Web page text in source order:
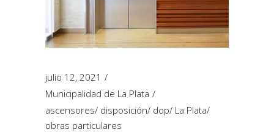
julio 12, 2021
Municipalidad de La Plata
ascensores/ disposición/ dop/ La Plata/
obras particulares